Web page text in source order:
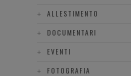
ALLESTIMENTO
DOCUMENTARI
EVENTI
FOTOGRAFIA